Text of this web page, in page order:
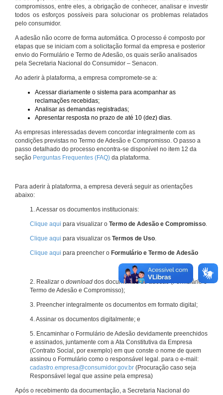
compromissos, entre eles, a obrigação de conhecer, analisar e investir
todos os esforços possíveis para solucionar os problemas relatados
pelo consumidor.
A adesão não ocorre de forma automática. O processo é composto por
etapas que se iniciam com a solicitação formal da empresa e posterior
envio do Formulário e Termo de Adesão, os quais serão analisados
pela Secretaria Nacional do Consumidor – Senacon.
Ao aderir à plataforma, a empresa compromete-se a:
Acessar diariamente o sistema para acompanhar as
reclamações recebidas;
Analisar as demandas registradas;
Apresentar resposta no prazo de até 10 (dez) dias.
As empresas interessadas devem concordar integralmente com as
condições previstas no Termo de Adesão e Compromisso. O passo a
passo detalhado do processo encontra-se disponível no item 12 da
seção Perguntas Frequentes (FAQ) da plataforma.
Para aderir à plataforma, a empresa deverá seguir as orientações
abaixo:
1. Acessar os documentos institucionais:
Clique aqui para visualizar o Termo de Adesão e Compromisso.
Clique aqui para visualizar os Termos de Uso.
Clique aqui para preencher o Formulário e Termo de Adesão
2. Realizar o download dos documentos de adesão (Formulário e
Termo de Adesão e Compromisso);
3. Preencher integralmente os documentos em formato digital;
4. Assinar os documentos digitalmente; e
5. Encaminhar o Formulário de Adesão devidamente preenchidos
e assinados, juntamente com a Ata Constitutiva da Empresa
(Contrato Social, por exemplo) em que conste o nome de quem
assinou o Formulário como o responsável legal. para o e-mail:
cadastro.empresa@consumidor.gov.br (Procuração caso seja
Responsável legal que assine pela empresa)
Após o recebimento da documentação, a Secretaria Nacional do